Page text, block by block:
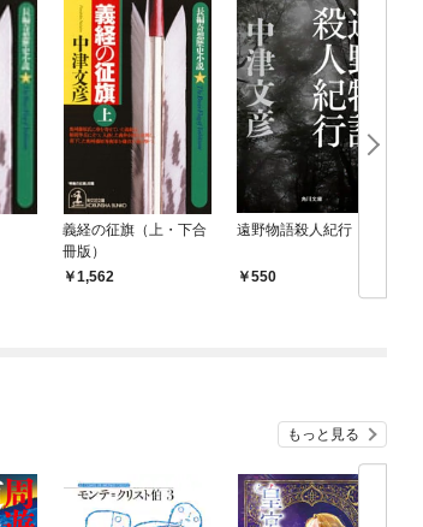
義経の征旗（上・下合
冊版）
1,562
遠野物語殺人紀行
550
もっと見る